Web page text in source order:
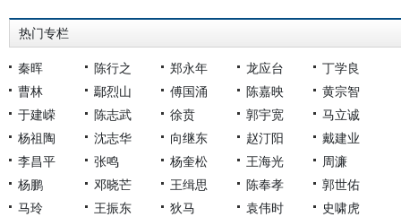
热门专栏
秦晖 陈行之 郑永年 龙应台
丁学良
曹林
鄢烈山 傅国涌 陈嘉映
黄宗智
于建嵘
陈志武 徐贲 郭宇宽
马立诚
杨祖陶
沈志华 向继东 赵汀阳
戴建业
李昌平
张鸣 杨奎松 王海光
周濂
杨鹏
邓晓芒 王缉思 陈奉孝
郭世佑
马玲
王振东 狄马 袁伟时
史啸虎